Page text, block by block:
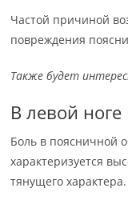
Частой причиной
повреждения
Также будет
В левой ноге
Боль в поясничной
характеризуется
тянущего характера.